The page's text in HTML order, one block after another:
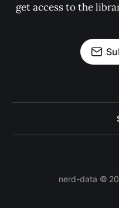
get access to the
nerd-data ©